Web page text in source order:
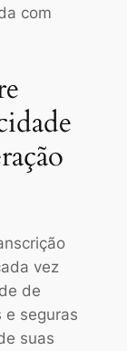
com
vez
de
e seguras
suas